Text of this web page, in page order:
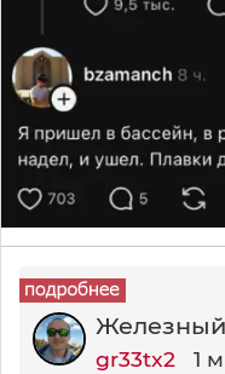
Железный
gr33tx2 1 м